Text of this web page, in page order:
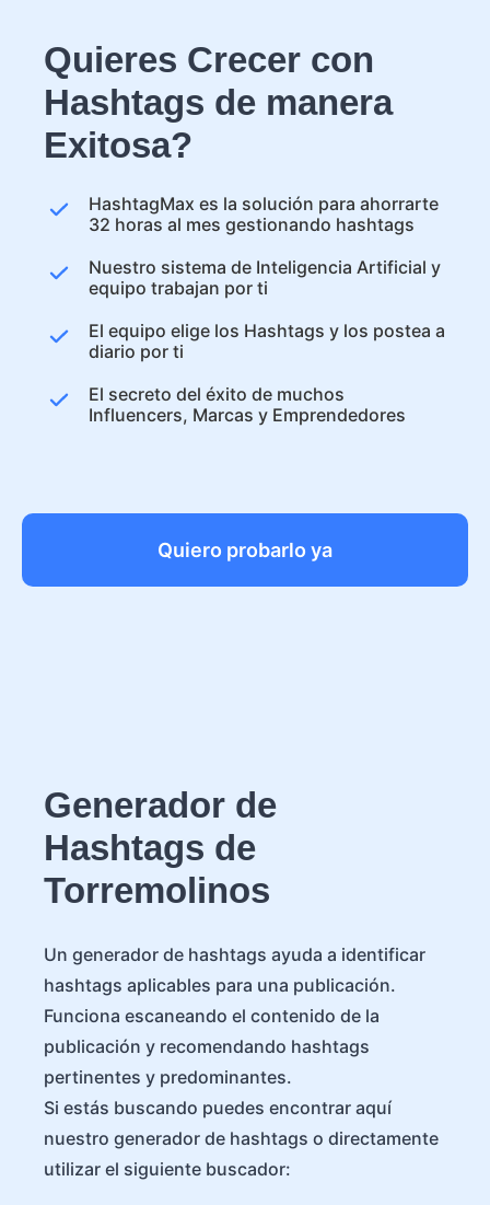
Quieres Crecer con
Hashtags de manera
Exitosa?
HashtagMax es la solución para ahorrarte
32 horas al mes gestionando hashtags
Nuestro sistema de Inteligencia Artificial y
equipo trabajan por ti
El equipo elige los Hashtags y los postea a
diario por ti
El secreto del éxito de muchos
Influencers, Marcas y Emprendedores
Quiero probarlo ya
Generador de
Hashtags de
Torremolinos
Un generador de hashtags ayuda a identificar
hashtags aplicables para una publicación.
Funciona escaneando el contenido de la
publicación y recomendando hashtags
pertinentes y predominantes.
Si estás buscando puedes encontrar aquí
nuestro generador de hashtags o directamente
utilizar el siguiente buscador: